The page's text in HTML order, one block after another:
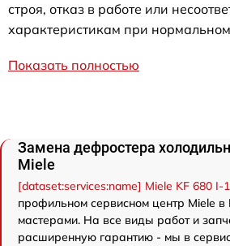
строя, отказ в работе или
характеристикам при
Показать полностью
Замена дефростера
Miele
[dataset:services:name] Miele KF 680 I-1
профильном сервисном центр Miele
мастерами. На все виды работ и
расширенную гарантию - мы в